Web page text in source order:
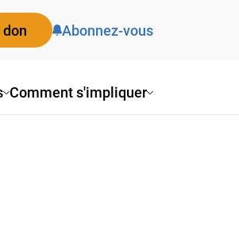
Comment s'impliquer
Abonnez-vous